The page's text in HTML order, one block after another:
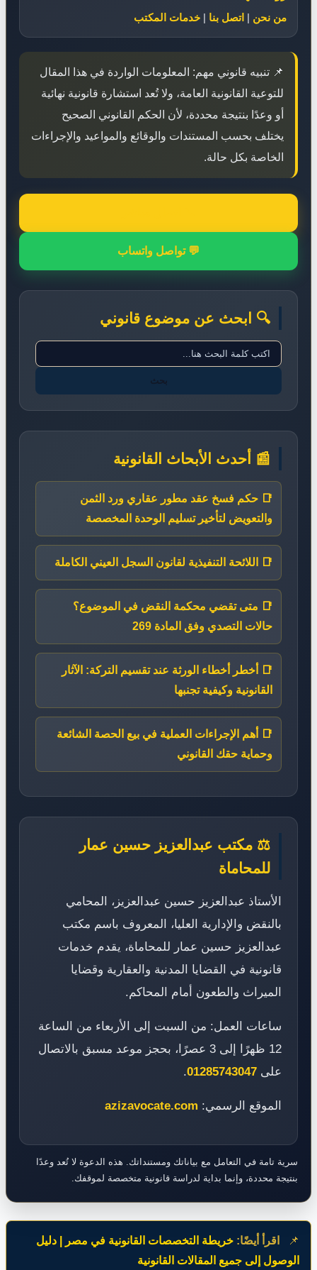
من نحن | اتصل بنا | خدمات المكتب
📌 تنبيه قانوني مهم: المعلومات الواردة في هذا المقال
للتوعية القانونية العامة، ولا تُعد استشارة قانونية نهائية
أو وعدًا بنتيجة محددة، لأن الحكم القانوني الصحيح
يختلف بحسب المستندات والوقائع والمواعيد والإجراءات
الخاصة بكل حالة.
💬 تواصل واتساب
🔍 ابحث عن موضوع قانوني
بحث
📰 أحدث الأبحاث القانونية
📑 حكم فسخ عقد مطور عقاري ورد الثمن
والتعويض لتأخير تسليم الوحدة المخصصة
📑 اللائحة التنفيذية لقانون السجل العيني الكاملة
📑 متى تقضي محكمة النقض في الموضوع؟
حالات التصدي وفق المادة 269
📑 أخطر أخطاء الورثة عند تقسيم التركة: الآثار
القانونية وكيفية تجنبها
📑 أهم الإجراءات العملية في بيع الحصة الشائعة
وحماية حقك القانوني
⚖️ مكتب عبدالعزيز حسين عمار
للمحاماة
الأستاذ عبدالعزيز حسين عبدالعزيز، المحامي
بالنقض والإدارية العليا، المعروف باسم مكتب
عبدالعزيز حسين عمار للمحاماة، يقدم خدمات
قانونية في القضايا المدنية والعقارية وقضايا
الميراث والطعون أمام المحاكم.
ساعات العمل: من السبت إلى الأربعاء من الساعة
12 ظهرًا إلى 3 عصرًا، بحجز موعد مسبق بالاتصال
على 01285743047
.
الموقع الرسمي: azizavocate.com
سرية تامة في التعامل مع بياناتك ومستنداتك. هذه الدعوة لا تُعد وعدًا
بنتيجة محددة، وإنما بداية لدراسة قانونية متخصصة لموقفك.
📌 اقرأ أيضًا: خريطة التخصصات القانونية في مصر | دليل
الوصول إلى جميع المقالات القانونية